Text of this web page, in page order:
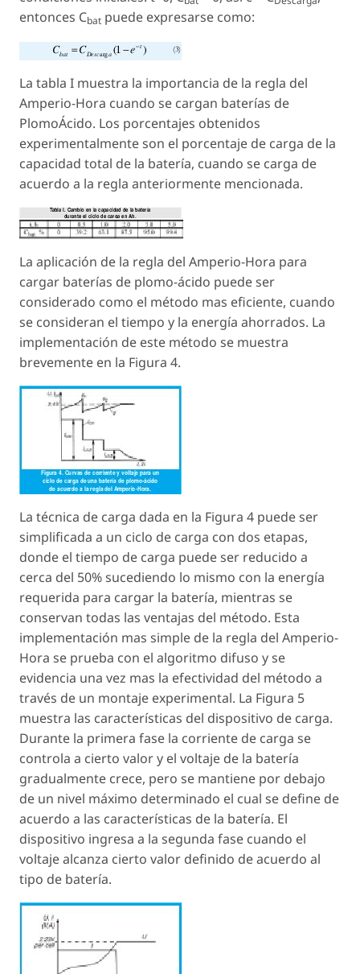
entonces Cbat puede expresarse como:
La tabla I muestra la importancia de la regla del
Amperio-Hora cuando se cargan baterías de
PlomoÁcido. Los porcentajes obtenidos
experimentalmente son el porcentaje de carga de la
capacidad total de la batería, cuando se carga de
acuerdo a la regla anteriormente mencionada.
La aplicación de la regla del Amperio-Hora para
cargar baterías de plomo-ácido puede ser
considerado como el método mas eficiente, cuando
se consideran el tiempo y la energía ahorrados. La
implementación de este método se muestra
brevemente en la Figura 4.
La técnica de carga dada en la Figura 4 puede ser
simplificada a un ciclo de carga con dos etapas,
donde el tiempo de carga puede ser reducido a
cerca del 50% sucediendo lo mismo con la energía
requerida para cargar la batería, mientras se
conservan todas las ventajas del método. Esta
implementación mas simple de la regla del Amperio-
Hora se prueba con el algoritmo difuso y se
evidencia una vez mas la efectividad del método a
través de un montaje experimental. La Figura 5
muestra las características del dispositivo de carga.
Durante la primera fase la corriente de carga se
controla a cierto valor y el voltaje de la batería
gradualmente crece, pero se mantiene por debajo
de un nivel máximo determinado el cual se define de
acuerdo a las características de la batería. El
dispositivo ingresa a la segunda fase cuando el
voltaje alcanza cierto valor definido de acuerdo al
tipo de batería.